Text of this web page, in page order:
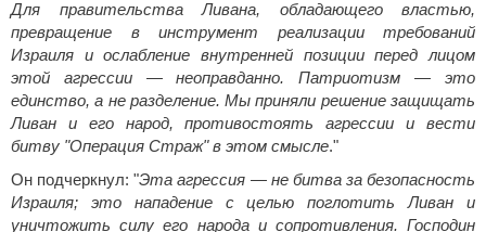
Для правительства Ливана, обладающего властью,
превращение в инструмент реализации требований
Израиля и ослабление внутренней позиции перед лицом
этой агрессии — неоправданно. Патриотизм — это
единство, а не разделение. Мы приняли решение защищать
Ливан и его народ, противостоять агрессии и вести
битву "Операция Страж" в этом смысле."
Он подчеркнул: "Эта агрессия — не битва за безопасность
Израиля; это нападение с целью поглотить Ливан и
уничтожить силу его народа и сопротивления. Господин